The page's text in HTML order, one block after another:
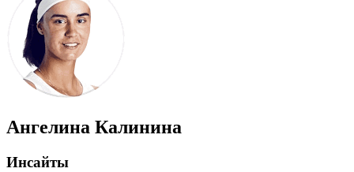
Ангелина Калинина
Инсайты